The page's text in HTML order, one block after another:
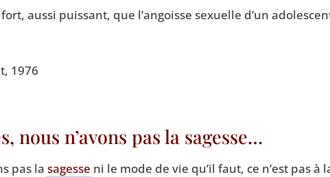
aus­si puis­sant, que l’an­goisse sexuelle d’un
1976
nous n’avons pas la sagesse…
pas la sagesse ni le mode de vie qu’il faut, ce n’est pas à